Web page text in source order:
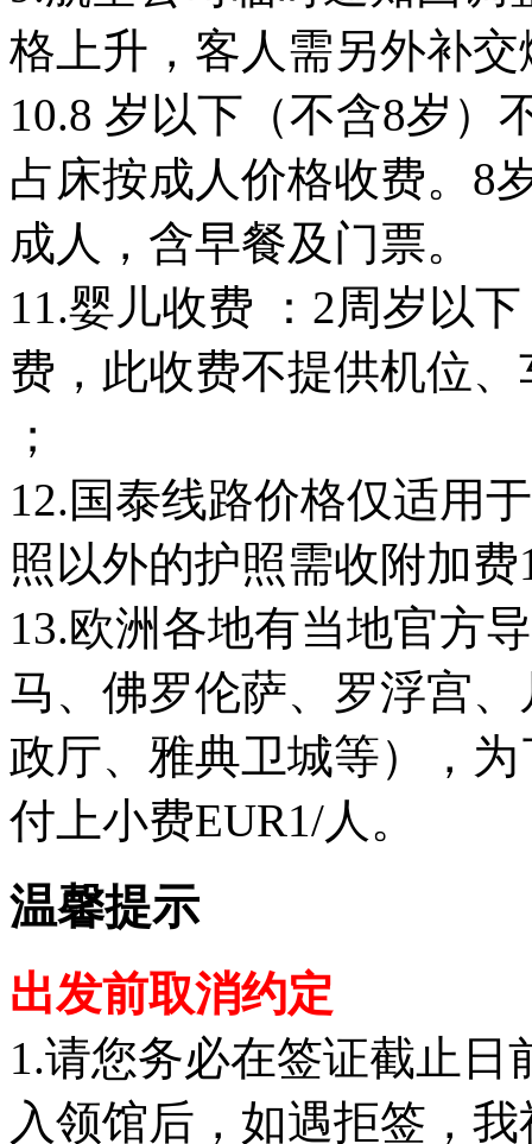
格上升，客人需另外补
10.8 岁以下（不含8岁）
占床按成人价格收费。8
成人，含早餐及门票。
11.婴儿收费 ：2周岁以
费，此收费不提供机位
；
12.国泰线路价格仅适用
照以外的护照需收附加费
13.欧洲各地有当地官方
马、佛罗伦萨、罗浮宫
政厅、雅典卫城等），
付上小费EUR1/人。
温馨提示
出发前取消约定
1.请您务必在签证截止
入领馆后，如遇拒签，